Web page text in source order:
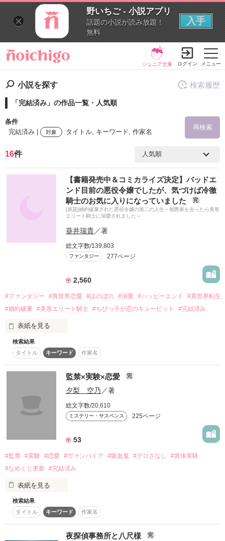
野いちご - 小説アプリ
話題の小説が読み放題！
無料
入手
メニュー
ジュニア文庫 ログイン
小説を探す
「完結済み」の作品一覧・人気順
条件
完結済み |
対象 タイトル, キーワード, 作家名
再検索
検索ワード
を含む
を除く
ジャンル
感想
ステータス
長編 中編
ャレンジ！～
500文字の不気味なテスト、募集中。
200文字でゾッ！こわい短編コンテスト
スターツ出版小説投稿サイト合同企画「1話からの長編大
賞」野いちご！会場
検索履歴
16件
【書籍発売中＆コミカライズ決定】バッドエ
ンド目前の悪役令嬢でしたが、気づけば冷徹
騎士のお気に入りになっていました
完
[原題]婚約破棄された悪役令嬢の第二の人生～侯爵家を去ったら美形
エリート騎士に溺愛されました～
葵井瑞貴／著
総文字数/139,803
ファンタジー 277ページ
2,560
#ファンタジー #異世界恋愛 #ほのぼの #溺愛 #ハッピーエンド
#異世界転生
#婚約破棄 #美形エリート騎士 #ちびっ子が恋のキューピット #完結済み
表紙を見る
💗2023年11月5日 書籍発売！💗
※こちらはWEB版となりますので、書籍とは一部内容が異なり
ます。
書籍ではWEB版にヒーロー視点と溺愛ラブコメエピソードを加
より甘々でコミカルな内容に仕上がっております♪
鳥飼先生の美麗なイラストと胸キュンな挿絵は必見です✨
「ビクトリア・フェネリー侯爵令嬢。貴殿との婚約を破棄す
王子とその浮気相手に『悪役』に仕立て上げられ、婚約破棄さ
れたビクトリア。
思い出した前世の記憶をもとに、
これからは自分の幸せを最優先に生きようと決意する。
検索結果
タイトル
キーワード 作家名
監禁×実験×恋愛 完
夕梨 空乃 ／著
総文字数/20,610
ミステリー・サスペンス 225ページ
53
#監禁 #実験 #恋愛 #ヴァンパイア #吸血鬼 #グロさなし
#異体実験
#なめくじ更新 #完結済み
表紙を見る
監禁しているのは人間、監禁されているのは吸血鬼とバンパイ
ア。
その中の2種が恋に落ちたらどうなるのか―――??
検索結果
タイトル
キーワード 作家名
夜探偵事務所と八尺様 完